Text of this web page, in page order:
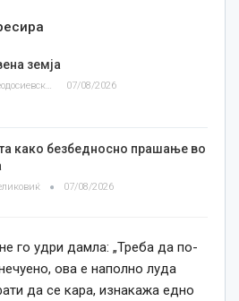
земја
Златко Теодосиевски 07/08/2026
како безбедносно прашање во
07/08/2026
го уд­ри да­мла: „Тре­ба да по­
ова е на­пол­но лу­да
да се ка­ра, из­на­ка­жа ед­но